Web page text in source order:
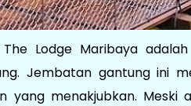
The Lodge Maribaya
Jembatan gantung ini
yang menakjubkan. Meski